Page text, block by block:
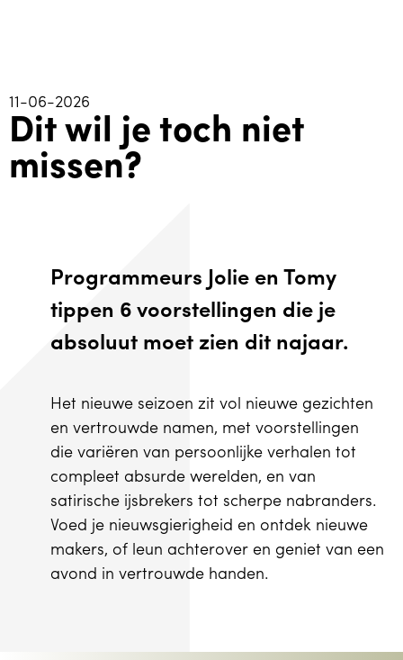
11-06-2026
Dit wil je toch niet
missen?
Programmeurs Jolie en Tomy
tippen 6 voorstellingen die je
absoluut moet zien dit najaar.
Het nieuwe seizoen zit vol nieuwe gezichten
en vertrouwde namen, met voorstellingen
die variëren van persoonlijke verhalen tot
compleet absurde werelden, en van
satirische ijsbrekers tot scherpe nabranders.
Voed je nieuwsgierigheid en ontdek nieuwe
makers, of leun achterover en geniet van een
avond in vertrouwde handen.